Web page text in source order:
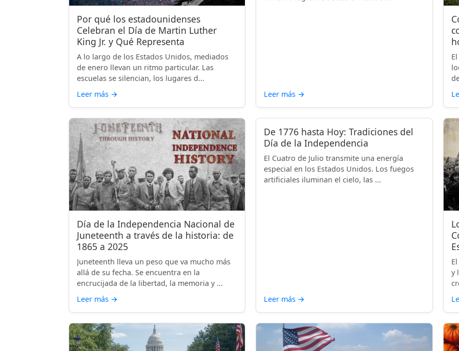
Por qué los estadounidenses
Celebran el Día de Martin Luther
King Jr. y Qué Representa
A lo largo de los Estados Unidos, mediados
de enero llevan un ritmo particular. Las
escuelas se silencian, los lugares d...
Leer más → Leer más →
Día de la Independencia Nacional de
Juneteenth a través de la historia: de
1865 a 2025
Juneteenth lleva un peso que va mucho más
allá de su fecha. Se encuentra en la
encrucijada de la libertad, la memoria y ...
Leer más →
De 1776 hasta Hoy: Tradiciones del
Día de la Independencia
El Cuatro de Julio transmite una energía
especial en los Estados Unidos. Los fuegos
artificiales iluminan el cielo, las ...
Leer más →
y